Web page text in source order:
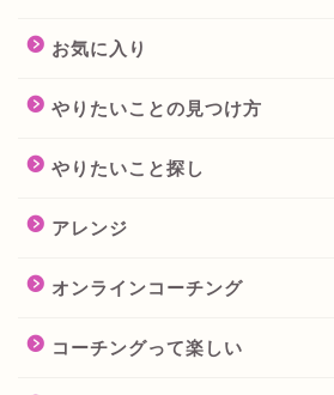
お気に入り
やりたいことの見つけ方
やりたいこと探し
アレンジ
オンラインコーチング
コーチングって楽しい